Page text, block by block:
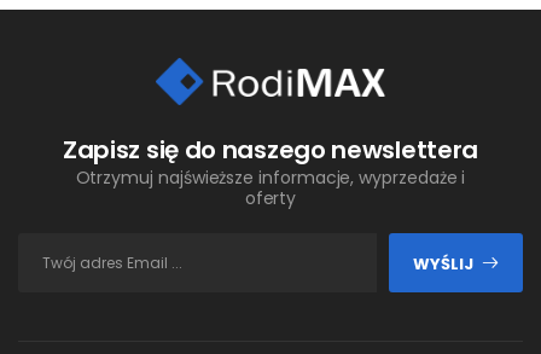
Zapisz się do naszego newslettera
Otrzymuj najświeższe informacje, wyprzedaże i
oferty
WYŚLIJ